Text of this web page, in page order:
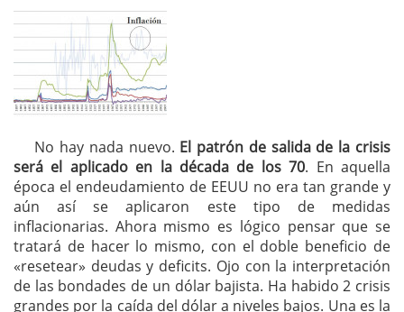
No hay nada nuevo. El patrón de salida de la crisis
será el aplicado en la década de los 70. En aquella
época el endeudamiento de EEUU no era tan grande y
aún así se aplicaron este tipo de medidas
inflacionarias. Ahora mismo es lógico pensar que se
tratará de hacer lo mismo, con el doble beneficio de
«resetear» deudas y deficits. Ojo con la interpretación
de las bondades de un dólar bajista. Ha habido 2 crisis
grandes por la caída del dólar a niveles bajos. Una es la